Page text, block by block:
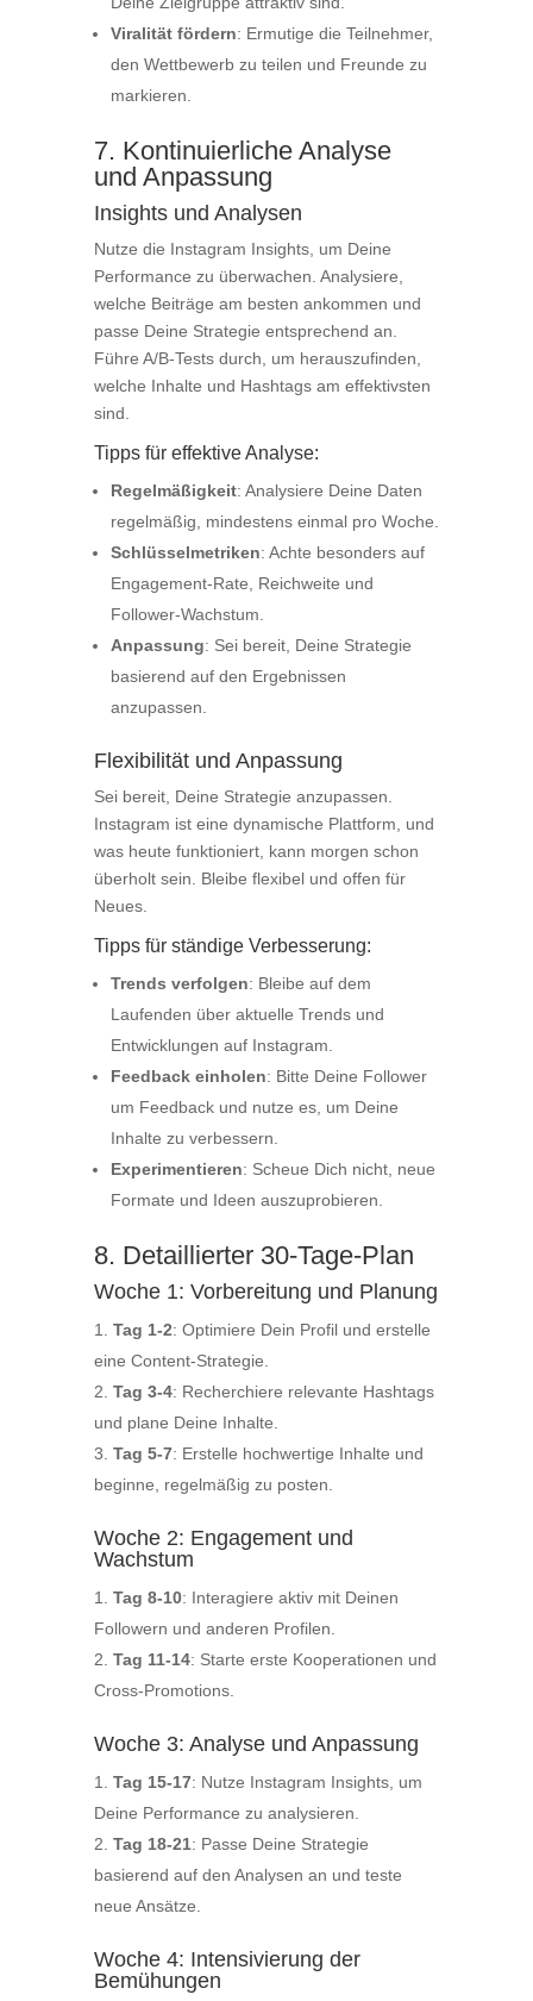
Viralität fördern: Ermutige die Teilnehmer,
den Wettbewerb zu teilen und Freunde zu
markieren.
7. Kontinuierliche Analyse
und Anpassung
Insights und Analysen
Nutze die Instagram Insights, um Deine
Performance zu überwachen. Analysiere,
welche Beiträge am besten ankommen und
passe Deine Strategie entsprechend an.
Führe A/B-Tests durch, um herauszufinden,
welche Inhalte und Hashtags am effektivsten
sind.
Tipps für effektive Analyse:
Regelmäßigkeit: Analysiere Deine Daten
regelmäßig, mindestens einmal pro Woche.
Schlüsselmetriken: Achte besonders auf
Engagement-Rate, Reichweite und
Follower-Wachstum.
Anpassung: Sei bereit, Deine Strategie
basierend auf den Ergebnissen
anzupassen.
Flexibilität und Anpassung
Sei bereit, Deine Strategie anzupassen.
Instagram ist eine dynamische Plattform, und
was heute funktioniert, kann morgen schon
überholt sein. Bleibe flexibel und offen für
Neues.
Tipps für ständige Verbesserung:
Trends verfolgen: Bleibe auf dem
Laufenden über aktuelle Trends und
Entwicklungen auf Instagram.
Feedback einholen: Bitte Deine Follower
um Feedback und nutze es, um Deine
Inhalte zu verbessern.
Experimentieren: Scheue Dich nicht, neue
Formate und Ideen auszuprobieren.
8. Detaillierter 30-Tage-Plan
Woche 1: Vorbereitung und Planung
Tag 1-2: Optimiere Dein Profil und erstelle
eine Content-Strategie.
Tag 3-4: Recherchiere relevante Hashtags
und plane Deine Inhalte.
Tag 5-7: Erstelle hochwertige Inhalte und
beginne, regelmäßig zu posten.
Woche 2: Engagement und
Wachstum
Tag 8-10: Interagiere aktiv mit Deinen
Followern und anderen Profilen.
Tag 11-14: Starte erste Kooperationen und
Cross-Promotions.
Woche 3: Analyse und Anpassung
Tag 15-17: Nutze Instagram Insights, um
Deine Performance zu analysieren.
Tag 18-21: Passe Deine Strategie
basierend auf den Analysen an und teste
neue Ansätze.
Woche 4: Intensivierung der
Bemühungen